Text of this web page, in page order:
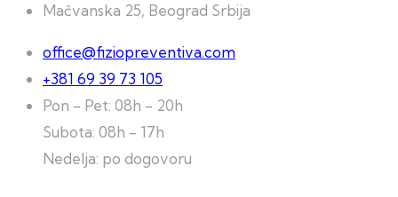
Mačvanska 25, Beograd Srbija
office@fiziopreventiva.com
+381 69 39 73 105
Pon - Pet: 08h - 20h
Subota: 08h - 17h
Nedelja: po dogovoru